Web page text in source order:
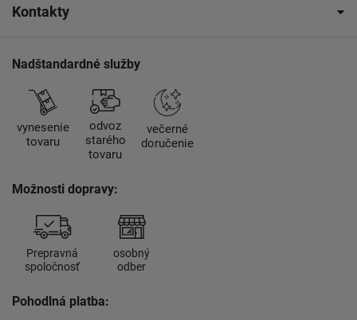
Kontakty
Nadštandardné služby
vynesenie
tovaru
odvoz
starého
tovaru
večerné
doručenie
Možnosti dopravy:
Prepravná
spoločnosť
osobný
odber
Pohodlná platba: